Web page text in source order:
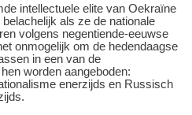
intellectuele elite van Oekraïne
als ze de nationale
volgens negentiende-eeuwse
onmogelijk om de hedendaagse
in een van de
worden aangeboden:
enerzijds en Russisch